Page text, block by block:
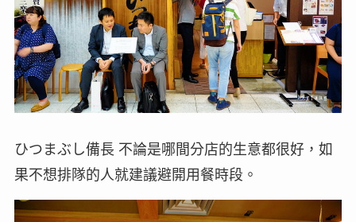
ひつまぶし備長 不論是哪間分店的生意都很好，如
果不想排隊的人就建議避開用餐時段。